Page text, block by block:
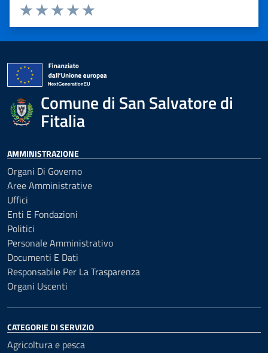
Valuta 5 stelle su 5
Valuta 4 stelle su 5
Valuta 3 stelle su 5
Valuta 2 stelle su 5
Valuta 1 stelle su 5
Comune di San Salvatore di
Fitalia
AMMINISTRAZIONE
Organi Di Governo
Aree Amministrative
Uffici
Enti E Fondazioni
Politici
Personale Amministrativo
Documenti E Dati
Responsabile Per La Trasparenza
Organi Uscenti
CATEGORIE DI SERVIZIO
Agricoltura e pesca